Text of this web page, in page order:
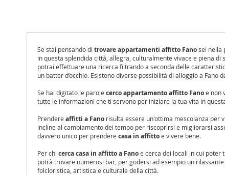
Se stai pensando di trovare appartamenti affitto Fanosei nella
in questa splendida città, allegra, culturalmente vivace e piena di
potrai effettuare una ricerca filtrando a seconda delle
un batter d’occhio. Esistono diverse possibilità di alloggio a Fano
Se hai digitato le parole cerco appartamento affitto Fanoe non
tutte le informazioni che ti servono per iniziare la tua vita in
Prendere affitti a Fano risulta essere un'ottima mescolanza per
incline al cambiamento dei tempo per riscoprirsi e migliorarsi
davvero unico per prendere casa in affittoe vivere bene.
Per chi cerca casa in affitto a Fanoe cerca dei locali in cui poter
potrà trovare numerosi bar, per godersi ad esempio un
folcloristica, artistica e culturale della città.